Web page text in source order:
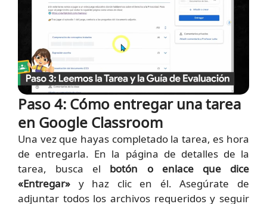
Paso 4: Cómo entregar una tarea
en Google Classroom
Una vez que hayas completado la tarea, es hora
de entregarla. En la página de detalles de la
tarea, busca el botón o enlace que dice
«Entregar» y haz clic en él. Asegúrate de
adjuntar todos los archivos requeridos y seguir